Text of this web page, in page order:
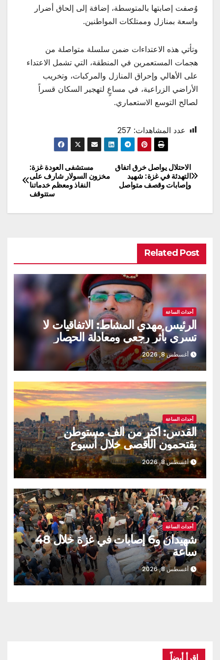
وُصفت إصابتها بالمتوسطة، إضافة إلى إلحاق أضرار
واسعة بمنازل وممتلكات المواطنين.
وتأتي هذه الاعتداءات ضمن سلسلة متواصلة من
هجمات المستعمرين في المنطقة، التي تشمل الاعتداء
على الأهالي وإحراق المنازل والمركبات، وتخريب
الأراضي الزراعية، في مساعٍ لتهجير السكان قسراً
لصالح التوسع الاستعماري.
عدد المشاهدات: 257
تصفّح
المقالات
مستشفى العودة غزة:
مخزون السولار شارف على
النفاذ ومعظم خدماتنا
ستتوقف
الاحتلال يواصل خرق اتفاق
التهدئة في غزة: شهيد
وإصابات وقصف متواصل
Related Post
أحداث الساعة
الرئيس مهدي المشاط: الاتفاقيات لا
تسري بأثر رجعي ومعادلة الحصار
بالحصار مستمرة حتى تحقق أهدافها
أغسطس 8, 2026
أحداث الساعة
القدس: أكثر من ألف مستوطن
يقتحمون الأقصى خلال أسبوع
أغسطس 8, 2026
أحداث الساعة
شهيدان و6 إصابات في غزة خلال 48
ساعة
أغسطس 8, 2026
اقرأ أيضاً